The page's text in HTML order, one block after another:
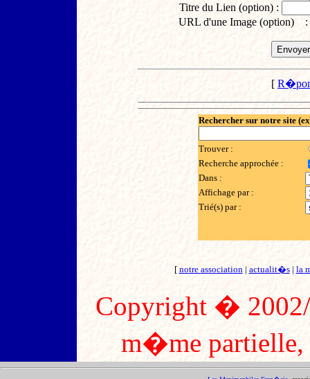
Titre du Lien (option) :
URL d'une Image (option) :
[
Rechercher sur notre site
Trouver :
Recherche approchée :
Dans :
Affichage par :
Trié(s) par :
[ notre association| actualit�s| la
Copyright �
m�me partielle,